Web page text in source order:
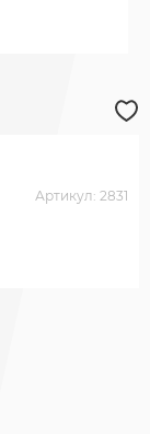
Артикул: 2831